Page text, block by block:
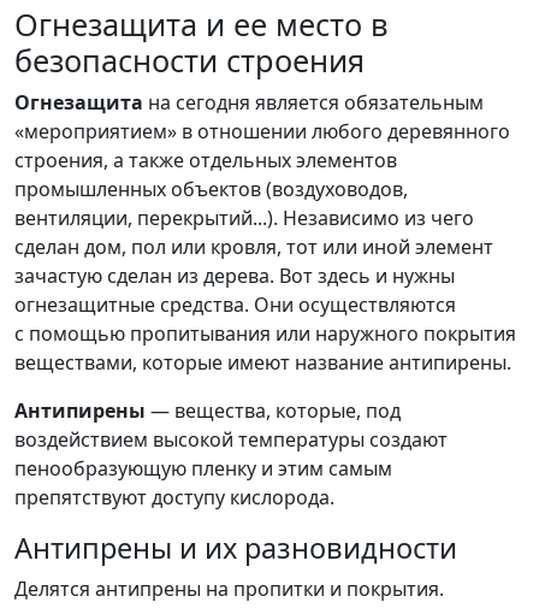
Огнезащита и ее место в
безопасности строения
Огнезащита на сегодня является обязательным
«мероприятием» в отношении любого деревянного
строения, а также отдельных элементов
промышленных объектов (воздуховодов,
вентиляции, перекрытий...). Независимо из чего
сделан дом, пол или кровля, тот или иной элемент
зачастую сделан из дерева. Вот здесь и нужны
огнезащитные средства. Они осуществляются
с помощью пропитывания или наружного покрытия
веществами, которые имеют название антипирены.
Антипирены — вещества, которые, под
воздействием высокой температуры создают
пенообразующую пленку и этим самым
препятствуют доступу кислорода.
Антипрены и их разновидности
Делятся антипрены на пропитки и покрытия.